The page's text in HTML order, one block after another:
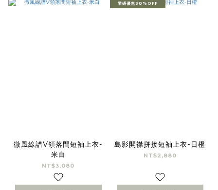
微風線譜V領落間短袖上衣-
米白
NT$3,080
零碼優惠30%OFF
島影開襟拼接短袖上衣-日橙
NT$2,880